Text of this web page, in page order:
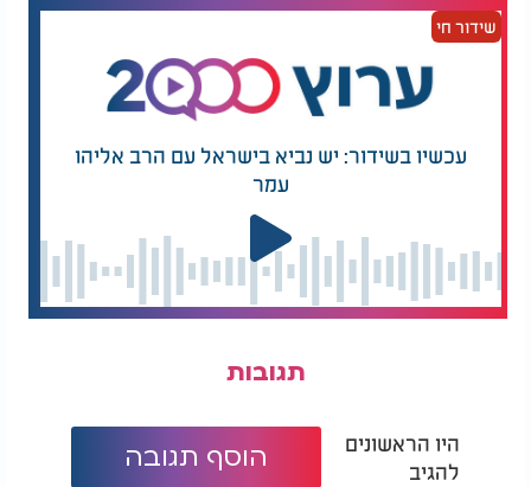
ממספר מצומצם של מצרכים אפשר להכין מנה טעימה
במיוחד שמתאימה לכל המשפחה.
שידור חי
עכשיו בשידור: יש נביא בישראל עם הרב אליהו
עמר
תגובות
היו הראשונים
להגיב
הוסף תגובה